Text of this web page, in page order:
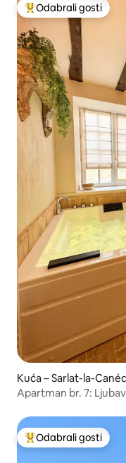
Među najviše
Odabrali gosti
Kuća – Sarlat-la-
Apartman br. 7:
Među najviše
Odabrali gosti